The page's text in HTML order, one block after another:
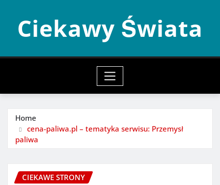
contentCiekawy Świata
Home
cena-paliwa.pl – tematyka serwisu: Przemysł
paliwa
CIEKAWE STRONY